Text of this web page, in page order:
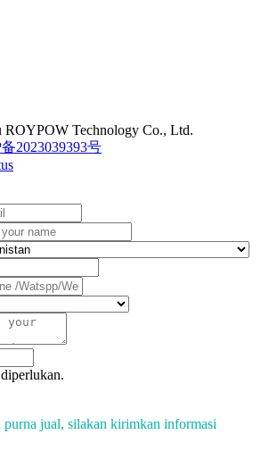
Technology Co., Ltd.
2023039393号
jual, silakan kirimkan informasi